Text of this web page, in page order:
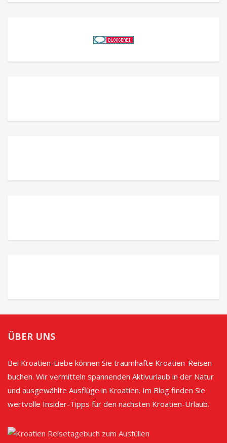
ÜBER UNS
Bei Kroatien-Liebe können Sie traumhafte Kroatien-Reisen
buchen. Wir vermitteln spannenden Aktivurlaub in der Natur
und ausgewählte Ausflüge in Kroatien. Im Blog finden Sie
wertvolle Insider-Tipps für den nächsten Kroatien-Urlaub.